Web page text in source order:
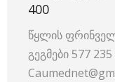
400
წყლის
გეგმები 577 235